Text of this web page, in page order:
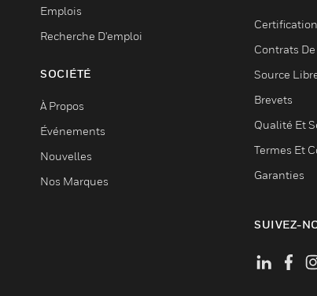
Emplois
Recherche D'emploi
SOCIÉTÉ
À Propos
Événements
Nouvelles
Nos Marques
Contrats
Source
Brevets
Qualité Et
Termes Et
Garanties
SUIVEZ-